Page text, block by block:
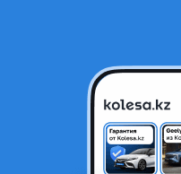
Капот Инфинити FX35 S51